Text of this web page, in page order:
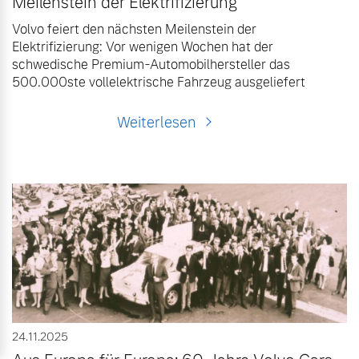
Volvo feiert den nächsten Meilenstein der
Elektrifizierung: Vor wenigen Wochen hat der
schwedische Premium-Automobilhersteller das
500.000ste vollelektrische Fahrzeug ausgeliefert
Weiterlesen
24.11.2025